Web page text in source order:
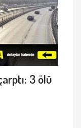
3 ölü